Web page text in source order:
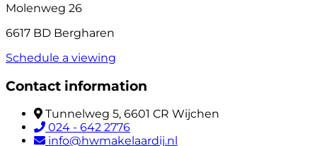
Molenweg 26
6617 BD Bergharen
Schedule a viewing
Contact information
Tunnelweg 5, 6601 CR Wijchen
024 - 642 2776
info@hwmakelaardij.nl